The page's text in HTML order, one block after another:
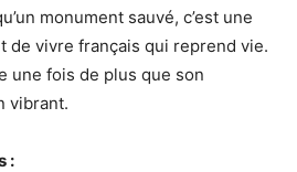
monument sauvé, c’est une
de vivre français qui reprend vie.
une fois de plus que son
vibrant.
: